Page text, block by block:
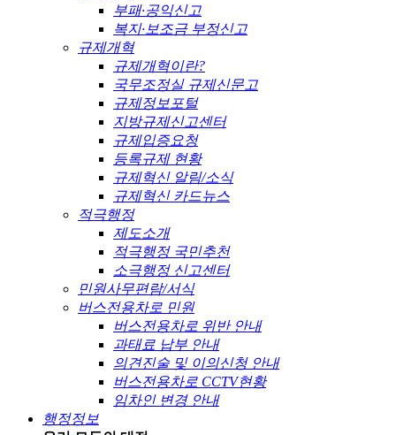
부패·공익신고
복지·보조금 부정신고
규제개혁
규제개혁이란?
국무조정실 규제신문고
규제정보포털
지방규제신고센터
규제입증요청
등록규제 현황
규제혁신 알림/소식
규제혁신 카드뉴스
적극행정
제도소개
적극행정 국민추천
소극행정 신고센터
민원사무편람/서식
버스전용차로 민원
버스전용차로 위반 안내
과태료 납부 안내
의견진술 및 이의신청 안내
버스전용차로 CCTV현황
임차인 변경 안내
행정정보